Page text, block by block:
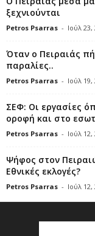
ξεχνιούνται
Petros Psarras - Ιούλ 23,
Όταν ο Πειραιάς
παραλίες..
Petros Psarras - Ιούλ 19,
ΣΕΦ: Οι εργασίες
οροφή και στο
Petros Psarras - Ιούλ 12,
Ψήφος στον
Εθνικές εκλογές?
Petros Psarras - Ιούλ 12,